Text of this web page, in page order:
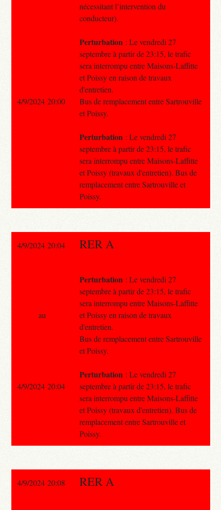
nécessitant l’intervention du
conducteur).
Perturbation : Le vendredi 27
septembre à partir de 23:15, le trafic
sera interrompu entre Maisons-Laffitte
et Poissy en raison de travaux
d'entretien.
Bus de remplacement entre Sartrouville
et Poissy.
Perturbation : Le vendredi 27
septembre à partir de 23:15, le trafic
sera interrompu entre Maisons-Laffitte
et Poissy (travaux d'entretien). Bus de
remplacement entre Sartrouville et
Poissy.
4/9/2024 20:00
4/9/2024 20:04 RER A
Perturbation : Le vendredi 27
septembre à partir de 23:15, le trafic
sera interrompu entre Maisons-Laffitte
et Poissy en raison de travaux
d'entretien.
Bus de remplacement entre Sartrouville
et Poissy.
Perturbation : Le vendredi 27
septembre à partir de 23:15, le trafic
sera interrompu entre Maisons-Laffitte
et Poissy (travaux d'entretien). Bus de
remplacement entre Sartrouville et
Poissy.
au
4/9/2024 20:04
4/9/2024 20:08 RER A